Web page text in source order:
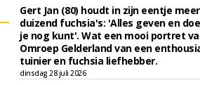
Gert Jan (80) houdt in zijn eentje
duizend fuchsia's: 'Alles geven en
je nog kunt'. Wat een mooi portret
Omroep Gelderland van een
tuinier en fuchsia liefhebber.
dinsdag 28 juli 2026